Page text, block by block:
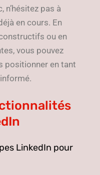
pas à
en cours. En
ou en
vous pouvez
positionner en tant
LinkedIn pour